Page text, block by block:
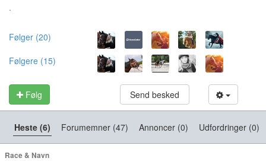
.
Følger (20)
Følgere (15)
Følg Send besked
Heste (6) Forumemner (47) Annoncer (0) Udfordringer (0)
Race & Navn